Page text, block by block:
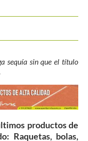
sequía sin que el título
productos de
Raquetas, bolas,